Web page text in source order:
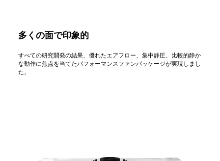
多くの面で印象的
すべての研究開発の結果、優れたエアフロー、集中静圧、比較的静か
な動作に焦点を当てたパフォーマンスファンパッケージが実現しまし
た。